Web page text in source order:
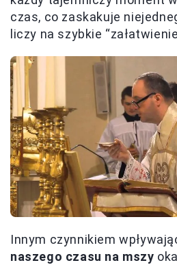
czas, co zaskakuje
liczy na szybkie
Innym czynnikiem
naszego czasu na mszy